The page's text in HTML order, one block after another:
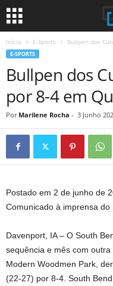
Início E-Sports Bullpen dos
E-SPORTS
Bullpen dos
por 8-4 em
Por Marilene Rocha - 3 Junho
Postado em 2 de junho de
Comunicado à imprensa do
Davenport, IA – O South
sequência e mês com
Modern Woodmen Park,
(22-27) por 8-4. South